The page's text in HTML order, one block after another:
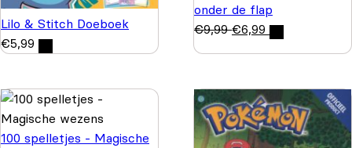
Lilo & Stitch Doeboek
€5,99
onder de flap
€9,99 €6,99
100 spelletjes - Magische